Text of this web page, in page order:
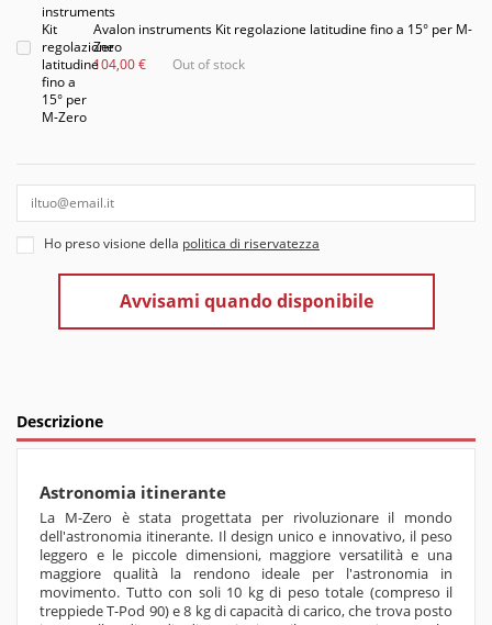
Avalon instruments Kit regolazione latitudine fino a 15° per M-
Zero
104,00 €
Out of stock
Ho preso visione della politica di riservatezza
Descrizione
Astronomia itinerante
La M-Zero è stata progettata per rivoluzionare il mondo
dell'astronomia itinerante. Il design unico e innovativo, il peso
leggero e le piccole dimensioni, maggiore versatilità e una
maggiore qualità la rendono ideale per l'astronomia in
movimento. Tutto con soli 10 kg di peso totale (compreso il
treppiede T-Pod 90) e 8 kg di capacità di carico, che trova posto